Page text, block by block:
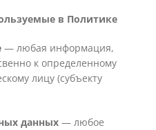
в Политике
— любая информация,
к определенному
лицу (субъекту
данных — любое